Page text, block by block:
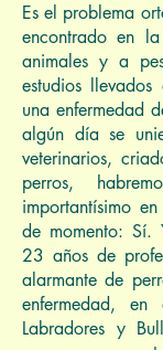
Es el problema
encontrado en
animales y a
estudios
una enfermedad
algún día se
veterinarios,
perros,
importantísimo
de momento: Sí.
23 años de
alarmante de
enfermedad, en
Labradores y